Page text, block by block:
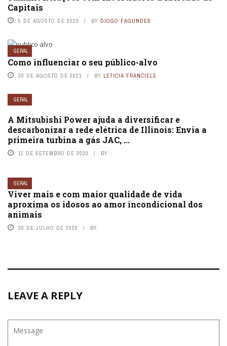
Capitais
5 DE AGOSTO DE 2020 BY DIOGO FAGUNDES
GERAL
Como influenciar o seu público-alvo
30 DE AGOSTO DE 2021 BY LETICIA FRANCIELE
GERAL
A Mitsubishi Power ajuda a diversificar e
descarbonizar a rede elétrica de Illinois: Envia a
primeira turbina a gás JAC, ...
11 DE SETEMBRO DE 2020 BY
GERAL
Viver mais e com maior qualidade de vida
aproxima os idosos ao amor incondicional dos
animais
30 DE JULHO DE 2020 BY
LEAVE A REPLY